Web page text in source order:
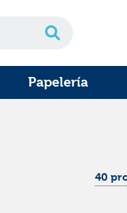
Papelería
40